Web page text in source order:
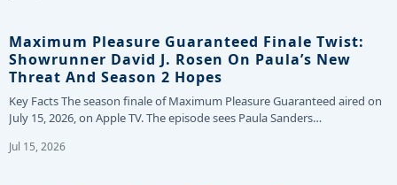
Maximum Pleasure Guaranteed Finale Twist:
Showrunner David J. Rosen On Paula’s New
Threat And Season 2 Hopes
Key Facts The season finale of Maximum Pleasure Guaranteed aired on
July 15, 2026, on Apple TV. The episode sees Paula Sanders…
Jul 15, 2026